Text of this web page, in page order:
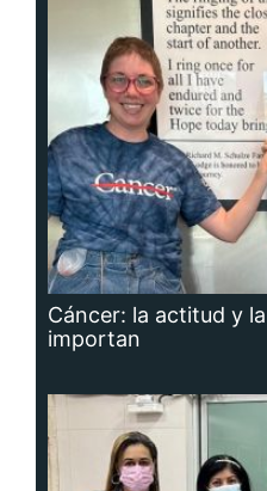
Cáncer: la actitud y
importan